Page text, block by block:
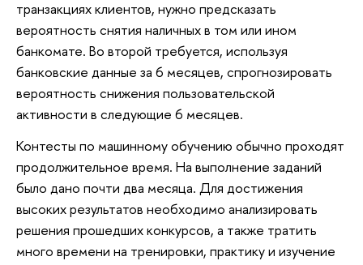
транзакциях клиентов, нужно предсказать
вероятность снятия наличных в том или ином
банкомате. Во второй требуется, используя
банковские данные за 6 месяцев, спрогнозировать
вероятность снижения пользовательской
активности в следующие 6 месяцев.
Контесты по машинному обучению обычно проходят
продолжительное время. На выполнение заданий
было дано почти два месяца. Для достижения
высоких результатов необходимо анализировать
решения прошедших конкурсов, а также тратить
много времени на тренировки, практику и изучение